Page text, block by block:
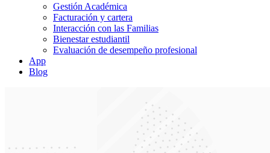
Gestión Académica
Facturación y cartera
Interacción con las Familias
Bienestar estudiantil
Evaluación de desempeño profesional
App
Blog